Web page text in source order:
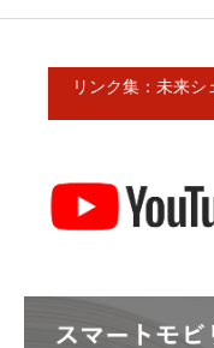
リンク集：未来シ